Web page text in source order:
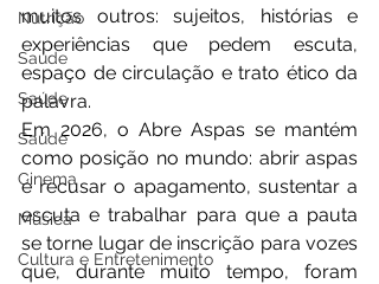
Nutrição
Saúde
Saúde
Saúde
Cinema
Música
Cultura e Entretenimento
muitos outros: sujeitos, histórias e
experiências que pedem escuta,
espaço de circulação e trato ético da
palavra.
Em 2026, o Abre Aspas se mantém
como posição no mundo: abrir aspas
é recusar o apagamento, sustentar a
escuta e trabalhar para que a pauta
se torne lugar de inscrição para vozes
que, durante muito tempo, foram